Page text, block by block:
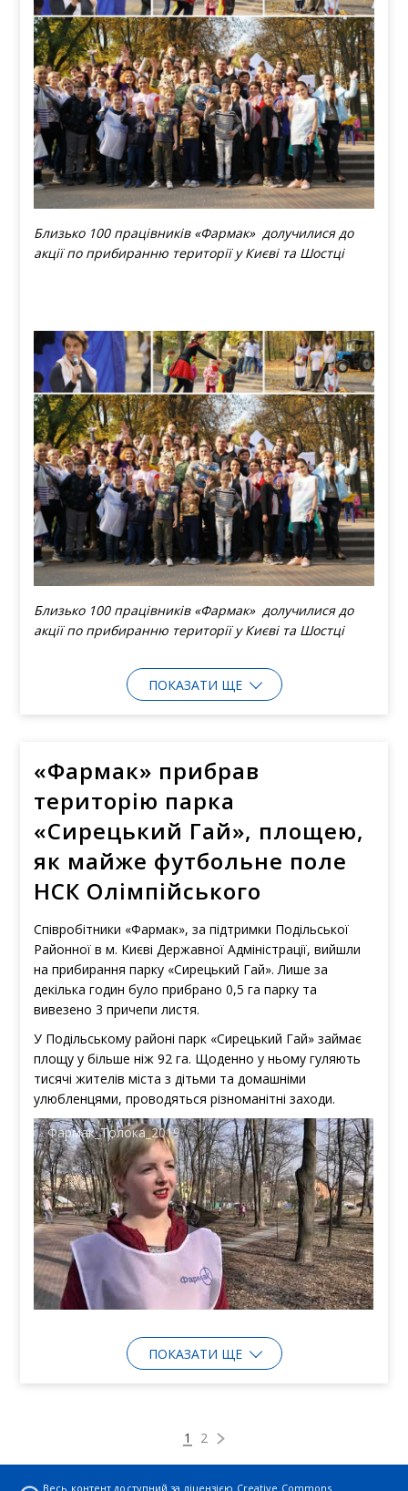
Близько 100 працівників «Фармак» долучилися до
акції по прибиранню території у Києві та Шостці
Близько 100 працівників «Фармак» долучилися до
акції по прибиранню території у Києві та Шостці
ПОКАЗАТИ ЩЕ
«Фармак» прибрав
територію парка
«Сирецький Гай», площею,
як майже футбольне поле
НСК Олімпійського
Співробітники «Фармак», за підтримки Подільської
Районної в м. Києві Державної Адміністрації, вийшли
на прибирання парку «Сирецький Гай». Лише за
декілька годин було прибрано 0,5 га парку та
вивезено 3 причепи листя.
У Подільському районі парк «Сирецький Гай» займає
площу у більше ніж 92 га. Щоденно у ньому гуляють
тисячі жителів міста з дітьми та домашніми
улюбленцями, проводяться різноманітні заходи.
Фармак_Толока_2019
ПОКАЗАТИ ЩЕ
1 2
Весь контент доступний за ліцензією Creative Commons